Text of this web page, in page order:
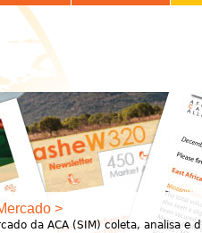
>
da ACA (SIM) coleta, analisa e
here